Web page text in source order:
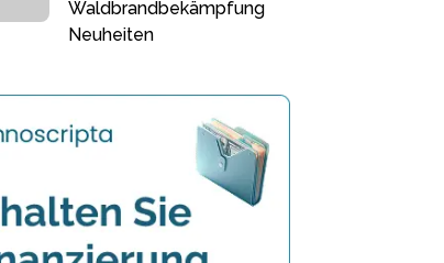
Waldbrandbekämpfung
Neuheiten